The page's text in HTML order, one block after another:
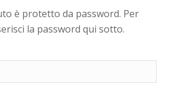
è protetto da password. Per
la password qui sotto.